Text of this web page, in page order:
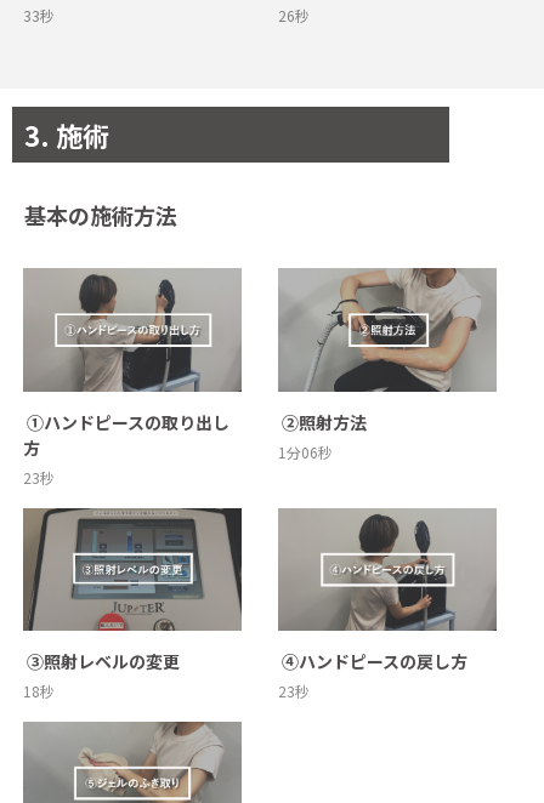
33秒 26秒
3. 施術
基本の施術方法
方
23秒
②照射方法
1分06秒
③照射レベルの変更
18秒
④ハンドピースの戻し方
23秒